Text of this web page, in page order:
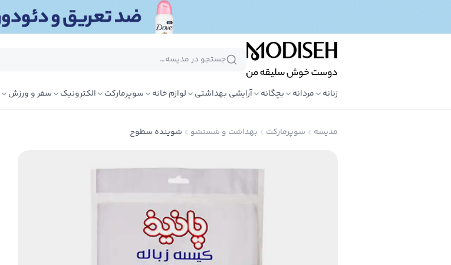
زنانه مردانه بچگانه آرایشی بهداشتی لوازم خانه سوپرمارکت الکترونیک سفر و ورزش
مدیسه سوپرمارکت بهداشت و شستشو شوینده سطوح